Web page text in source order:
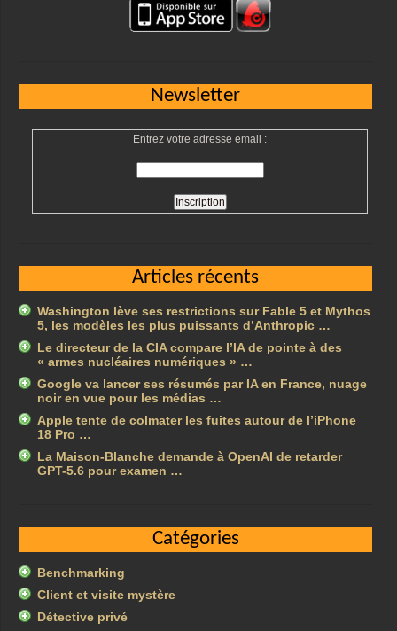
Newsletter
Entrez votre adresse email :
Articles récents
Washington lève ses restrictions sur Fable 5 et Mythos
5, les modèles les plus puissants d’Anthropic …
Le directeur de la CIA compare l’IA de pointe à des
« armes nucléaires numériques » …
Google va lancer ses résumés par IA en France, nuage
noir en vue pour les médias …
Apple tente de colmater les fuites autour de l’iPhone
18 Pro …
La Maison-Blanche demande à OpenAI de retarder
GPT-5.6 pour examen …
Catégories
Benchmarking
Client et visite mystère
Détective privé